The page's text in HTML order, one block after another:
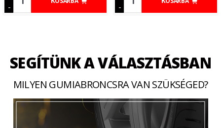
- -
SEGÍTÜNK A VÁLASZTÁSBAN
MILYEN GUMIABRONCSRA VAN SZÜKSÉGED?